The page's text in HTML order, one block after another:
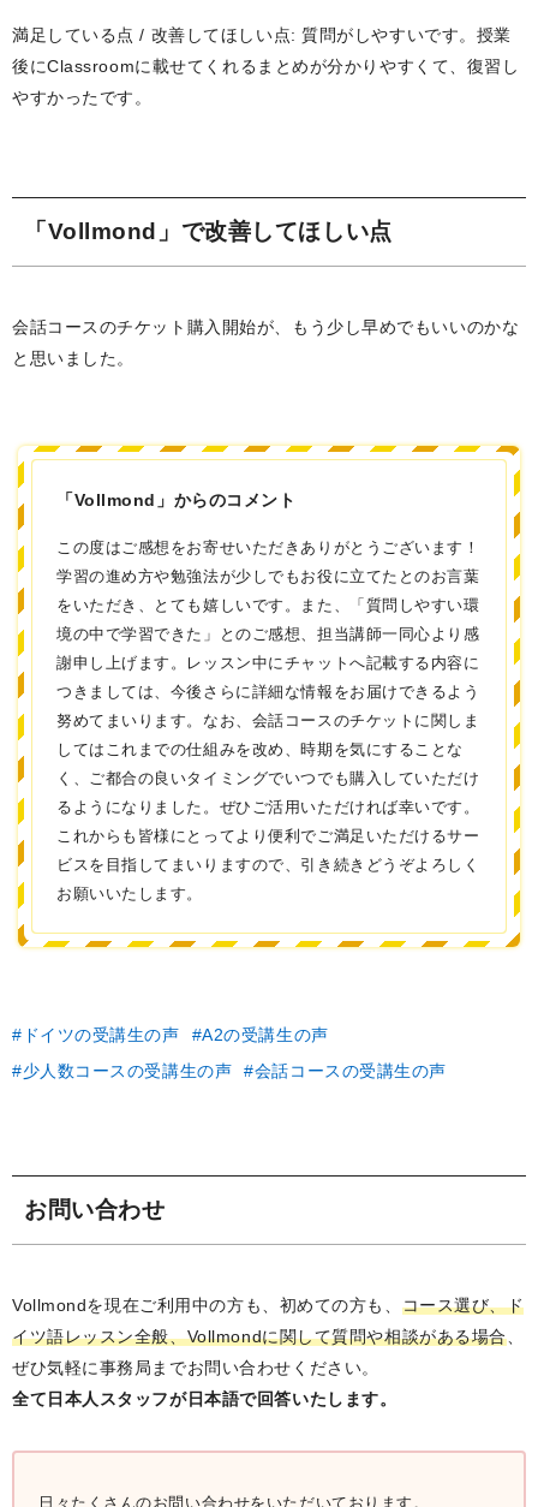
満足している点 / 改善してほしい点: 質問がしやすいです。授業
後にClassroomに載せてくれるまとめが分かりやすくて、復習し
やすかったです。
「Vollmond」で改善してほしい点
会話コースのチケット購入開始が、もう少し早めでもいいのかな
と思いました。
「Vollmond」からのコメント
この度はご感想をお寄せいただきありがとうございます！
学習の進め方や勉強法が少しでもお役に立てたとのお言葉
をいただき、とても嬉しいです。また、「質問しやすい環
境の中で学習できた」とのご感想、担当講師一同心より感
謝申し上げます。レッスン中にチャットへ記載する内容に
つきましては、今後さらに詳細な情報をお届けできるよう
努めてまいります。なお、会話コースのチケットに関しま
してはこれまでの仕組みを改め、時期を気にすることな
く、ご都合の良いタイミングでいつでも購入していただけ
るようになりました。ぜひご活用いただければ幸いです。
これからも皆様にとってより便利でご満足いただけるサー
ビスを目指してまいりますので、引き続きどうぞよろしく
お願いいたします。
ドイツの受講生の声
A2の受講生の声
少人数コースの受講生の声
会話コースの受講生の声
お問い合わせ
Vollmondを現在ご利用中の方も、初めての方も、 コース選び、ド
イツ語レッスン全般、Vollmondに関して質問や相談がある場合、
ぜひ気軽に事務局までお問い合わせください。
全て日本人スタッフが日本語で回答いたします。
日々たくさんのお問い合わせをいただいております。